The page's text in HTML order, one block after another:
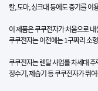
칼, 도마, 싱크대 등에도 증기를 이
이 제품은 쿠쿠전자가 처음으로
쿠쿠전자는 이전에는 1구짜리 소
쿠쿠전자는 렌탈 사업를 차세대
정수기, 제습기 등 쿠쿠전자가 뛰